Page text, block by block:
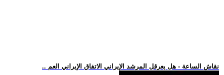
.. نقاش الساعة - هل يعرقل المرشد الإيراني الاتفاق الإيراني العم